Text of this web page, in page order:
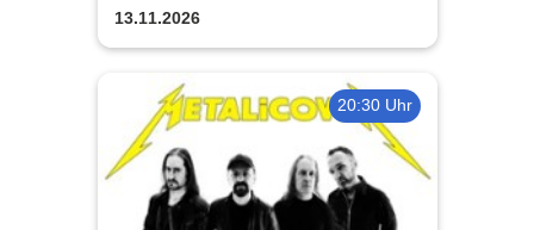
Kulturzentrum
13.11.2026
20:30 Uhr